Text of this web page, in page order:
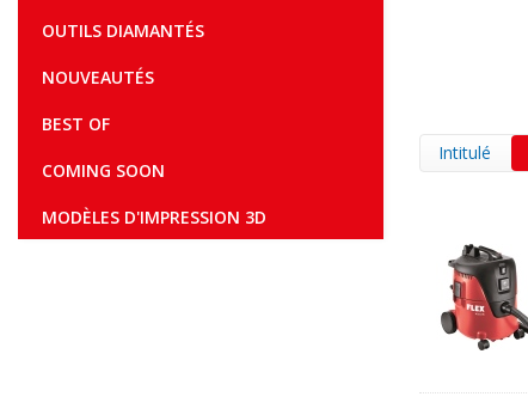
OUTILS DIAMANTÉS
NOUVEAUTÉS
BEST OF
COMING SOON
MODÈLES D'IMPRESSION 3D
Intitulé